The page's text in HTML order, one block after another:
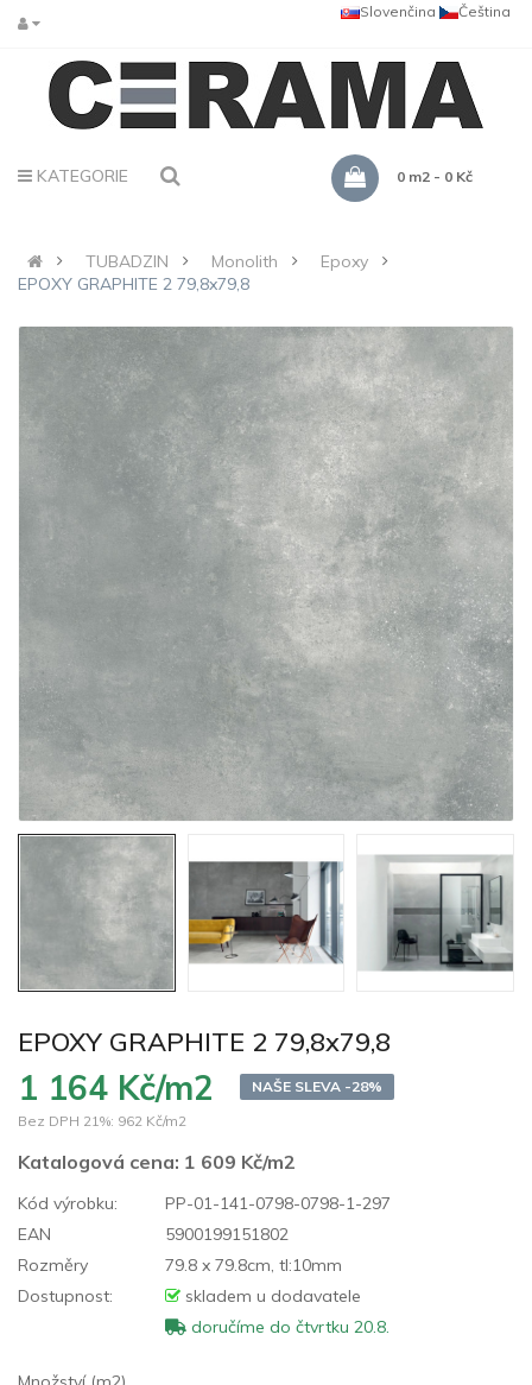
Čeština
Slovenčina
KATEGORIE 0 m2 - 0 Kč
TUBADZIN Monolith
Epoxy
EPOXY GRAPHITE 2 79,8x79,8
EPOXY GRAPHITE 2 79,8x79,8
1 164 Kč/m2
NAŠE SLEVA -28%
Bez DPH 21%: 962 Kč/m2
Katalogová cena: 1 609 Kč/m2
Kód výrobku:
PP-01-141-0798-0798-1-297
EAN
5900199151802
Rozměry
79.8 x 79.8cm, tl:10mm
Dostupnost:
skladem u dodavatele
doručíme do čtvrtku 20.8.